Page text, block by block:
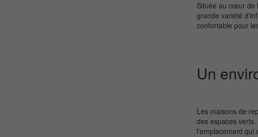
Située au cœur de
grande variété
confortable pour
Un
Les maisons de
des espaces
l'emplacement qui